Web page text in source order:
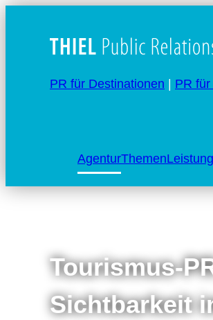
PR für Destinationen PR
AgenturThemen
Tourismus-
Sichtbarkeit